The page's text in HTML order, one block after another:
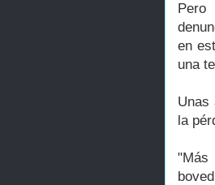
Pero
en
una
Unas
la
"Más